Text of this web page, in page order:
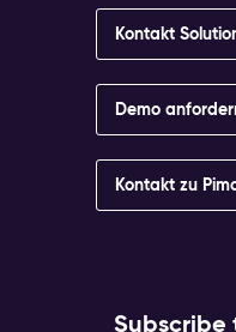
Kontakt
Demo
Kontakt zu
Subscribe